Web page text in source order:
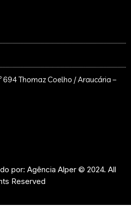
694 Thomaz Coelho / Araucária –
por: Agência Alper © 2024. All
Reserved